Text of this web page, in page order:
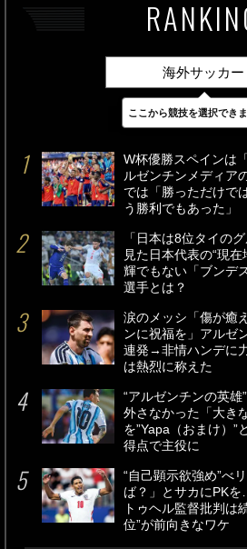
海外サッカー
最新 24時間
W杯優勝スペインは
ルゼンチンメディア
では「勝っただけで
う勝利でもあった」
「日本は8位タイの
見た日本代表の“現
輝でもない「ブンデ
選手とは？
涙のメッシ「傷が癒
ンに祝福を」アルゼ
連発→非情ハンデに
は熱烈に称えた
“アルゼンチンの英
外さなかった「大き
を”Yapa（おまけ）”
得点で主役に
“自己顕示欲強め”べ
ば？」とサカにPKを
トゥヘル監督批判は
位”が前向きなワケ
ここから競技を選択でき